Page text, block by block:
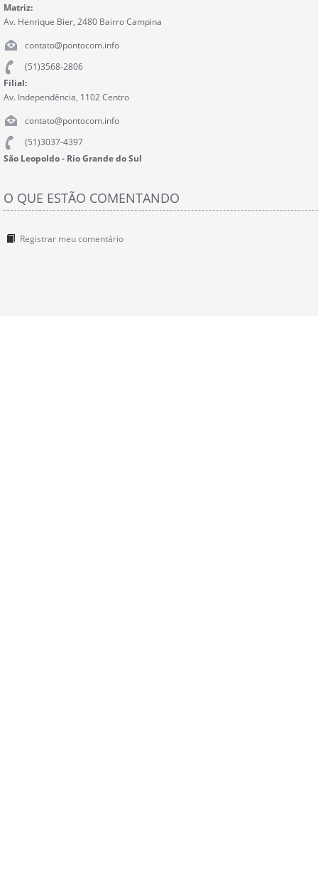
Matriz:
Av. Henrique Bier, 2480 Bairro Campina
contato@pontocom.info
(51)3568-2806
Filial:
Av. Independência, 1102 Centro
contato@pontocom.info
(51)3037-4397
São Leopoldo - Rio Grande do Sul
O QUE ESTÃO COMENTANDO
Registrar meu comentário